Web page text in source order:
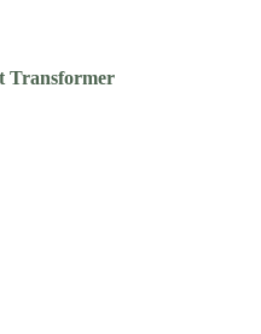
Transformer